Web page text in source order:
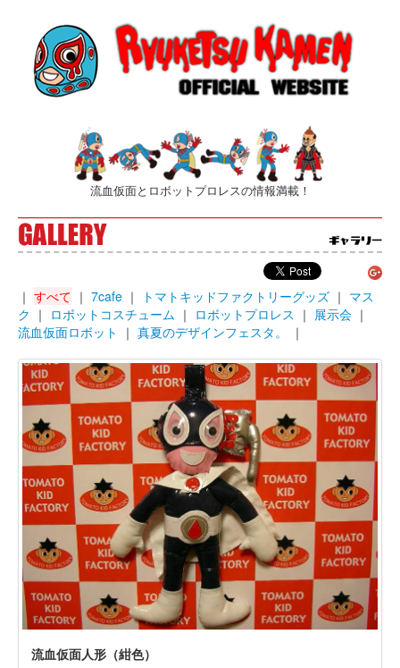
流血仮面とロボットプロレスの情報満載！
｜ すべて ｜ 7cafe ｜ トマトキッドファクトリーグッズ ｜ マス
ク ｜ ロボットコスチューム ｜ ロボットプロレス ｜ 展示会 ｜
流血仮面ロボット
｜ 真夏のデザインフェスタ。 ｜
流血仮面人形（紺色）